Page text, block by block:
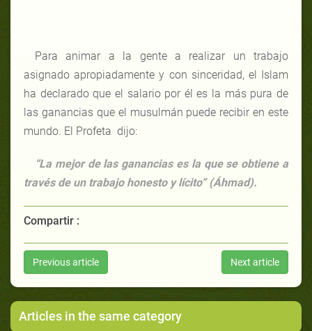
Para animar a la gente a realizar un trabajo
asignado apropiadamente y con sinceridad, el Islam
ha declarado que el salario por él es la más pura de
las ganancias que el musulmán puede recibir en este
mundo. El Profeta dijo:
“La mejor de las ganancias es la que se obtiene a
través de un trabajo honesto y lícito” (Áhmad).
Compartir :
Previous article Next article
Articles in the same category